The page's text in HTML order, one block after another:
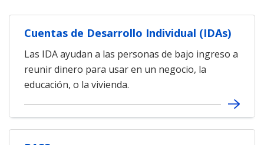
Cuentas de Desarrollo Individual (IDAs)
Las IDA ayudan a las personas de bajo ingreso a
reunir dinero para usar en un negocio, la
educación, o la vivienda.